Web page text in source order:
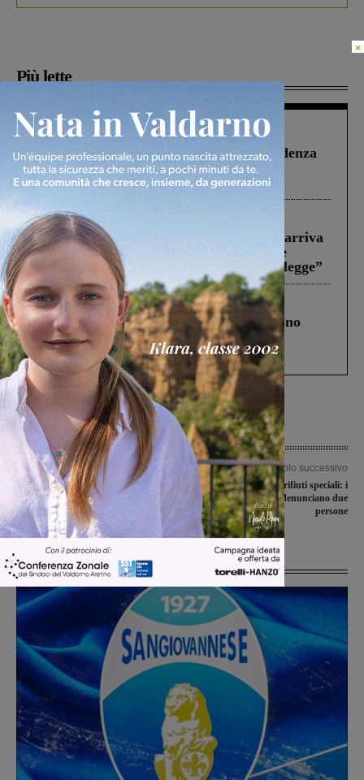
Più lette
Figline Incisa Valdarno 1 Agosto 2026
Piscina di Figline finanziata oltre la scadenza
Pnrr, il gruppo di Fratelli d’Italia: “Un
ringraziamento al Governo”
Reggello 30 Luglio 2026
Reggello, la chiusura di ‘Mordi e fuggi’ arriva
in Consiglio. Il sindaco: “Come Comune
abbiamo agito solo per far rispettare la legge”
Cronaca 4 Agosto 2026
Un anno fa la strage in A1 in cui morirono
Gianni, Giulia e Franco. Lo schianto, il
processo, lo stop ai sorpassi fra tir....
Articolo precedente
Voti di lista e preferenze personali:
così si compone il nuovo Consiglio
comunale di Montevarchi
Articolo successivo
Sorpresi a bruciare rifiuti speciali: i
carabinieri forestali denunciano due
persone
Ultime Notizie
×